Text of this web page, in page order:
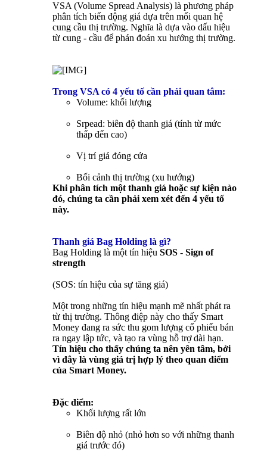
VSA (Volume Spread Analysis) là phương pháp
phân tích biến động giá dựa trên mối quan hệ
cung cầu thị trường. Nghĩa là dựa vào dấu hiệu
từ cung - cầu để phán đoán xu hướng thị trường.
Trong VSA có 4 yếu tố cần phải quan tâm:
Volume: khối lượng
Srpead: biên độ thanh giá (tính từ mức
thấp đến cao)
Vị trí giá đóng cửa
Bối cảnh thị trường (xu hướng)
Khi phân tích một thanh giá hoặc sự kiện nào
đó, chúng ta cần phải xem xét đến 4 yếu tố
này.
Thanh giá Bag Holding là gì?
Bag Holding là một tín hiệu SOS - Sign of
strength
(SOS: tín hiệu của sự tăng giá)
Một trong những tín hiệu mạnh mẽ nhất phát ra
từ thị trường. Thông điệp này cho thấy Smart
Money đang ra sức thu gom lượng cổ phiếu bán
ra ngay lập tức, và tạo ra vùng hỗ trợ dài hạn.
Tín hiệu cho thấy chúng ta nên yên tâm, bởi
vì đây là vùng giá trị hợp lý theo quan điểm
của Smart Money.
Đặc điểm:
Khối lượng rất lớn
Biên độ nhỏ (nhỏ hơn so với những thanh
giá trước đó)